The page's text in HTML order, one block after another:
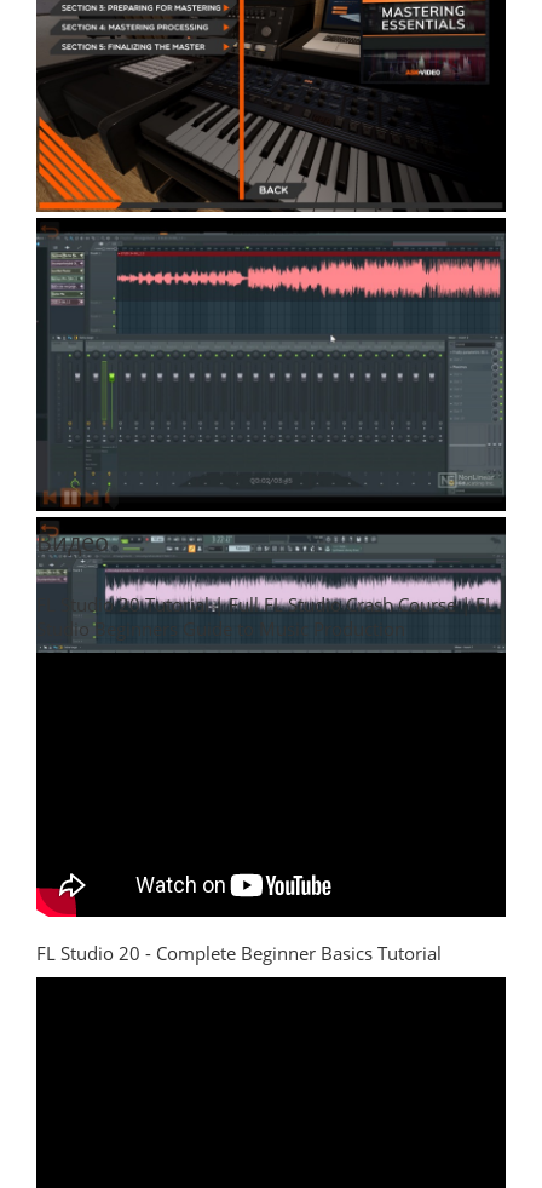
Видео
FL Studio 20 Tutorial | Full FL Studio Crash Course | FL
Studio Beginners Guide to Music Production
FL Studio 20 - Complete Beginner Basics Tutorial